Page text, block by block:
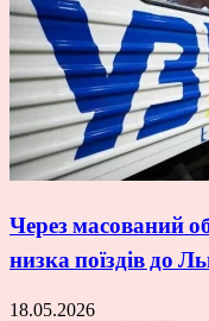
Через масований
низка поїздів до
18.05.2026